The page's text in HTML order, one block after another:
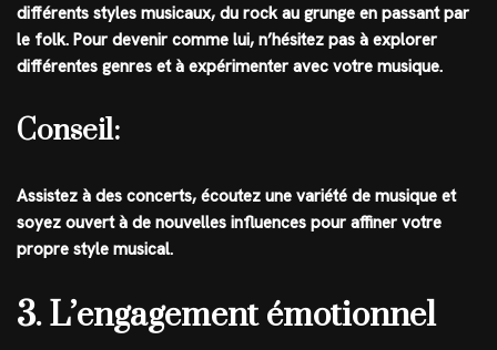
différents styles musicaux, du rock au grunge en passant par
le folk. Pour devenir comme lui, n’hésitez pas à explorer
différentes genres et à expérimenter avec votre musique.
Conseil:
Assistez à des concerts, écoutez une variété de musique et
soyez ouvert à de nouvelles influences pour affiner votre
propre style musical.
3. L’engagement émotionnel